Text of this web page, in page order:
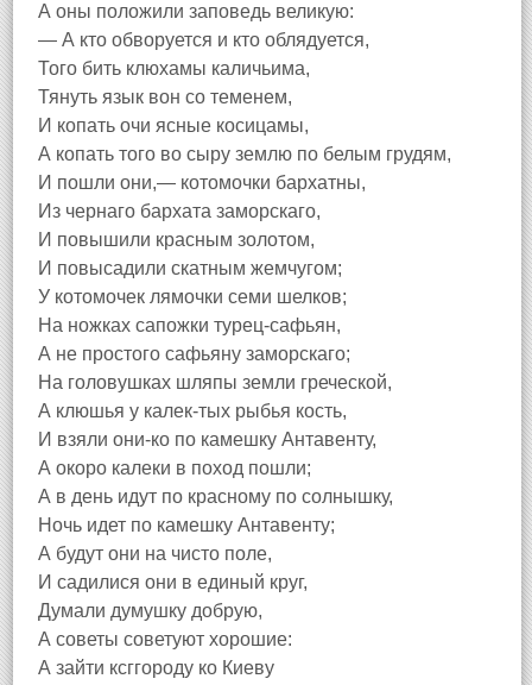
А оны положили заповедь великую:
— А кто обворуется и кто облядуется,
Того бить клюхамы каличьима,
Тянуть язык вон со теменем,
И копать очи ясные косицамы,
А копать того во сыру землю по белым грудям,
И пошли они,— котомочки бархатны,
Из чернаго бархата заморскаго,
И повышили красным золотом,
И повысадили скатным жемчугом;
У котомочек лямочки семи шелков;
На ножках сапожки турец-сафьян,
А не простого сафьяну заморскаго;
На головушках шляпы земли греческой,
А клюшья у калек-тых рыбья кость,
И взяли они-ко по камешку Антавенту,
А окоро калеки в поход пошли;
А в день идут по красному по солнышку,
Ночь идет по камешку Антавенту;
А будут они на чисто поле,
И садилися они в единый круг,
Думали думушку добрую,
А советы советуют хорошие:
А зайти ксггороду ко Киеву